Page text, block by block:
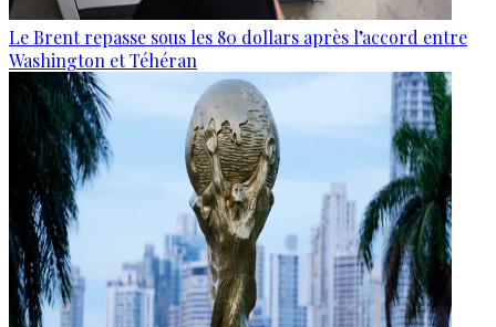
Le Brent repasse sous les 80 dollars après l’accord entre
Washington et Téhéran